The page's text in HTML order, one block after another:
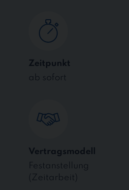
Zeitpunkt
ab sofort
Vertragsmodell
Festanstellung
(Zeitarbeit)